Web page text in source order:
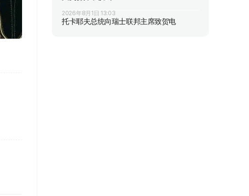
2026年8月1日 13:03
托卡耶夫总统向瑞士联邦主席致贺电